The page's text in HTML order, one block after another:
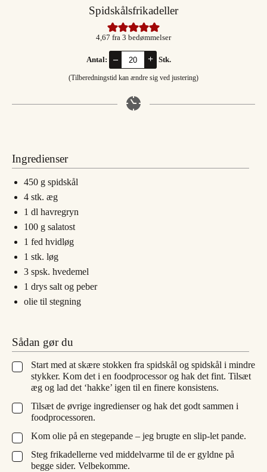
Spidskålsfrikadeller
4,67 fra 3 bedømmelser
Antal: – + Stk.
(Tilberedningstid kan ændre sig ved justering)
Ingredienser
450 g spidskål
4 stk. æg
1 dl havregryn
100 g salatost
1 fed hvidløg
1 stk. løg
3 spsk. hvedemel
1 drys salt og peber
olie til stegning
Sådan gør du
▢
Start med at skære stokken fra spidskål og spidskål i mindre
stykker. Kom det i en foodprocessor og hak det fint. Tilsæt
æg og lad det ‘hakke’ igen til en finere konsistens.
▢
Tilsæt de øvrige ingredienser og hak det godt sammen i
foodprocessoren.
▢
Kom olie på en stegepande – jeg brugte en slip-let pande.
▢
Steg frikadellerne ved middelvarme til de er gyldne på
begge sider. Velbekomme.